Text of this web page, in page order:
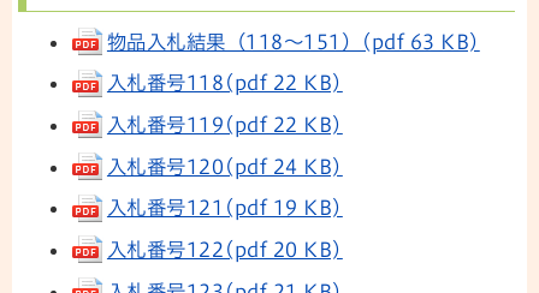
物品入札結果（118～151）(pdf 63 KB)
入札番号118(pdf 22 KB)
入札番号119(pdf 22 KB)
入札番号120(pdf 24 KB)
入札番号121(pdf 19 KB)
入札番号122(pdf 20 KB)